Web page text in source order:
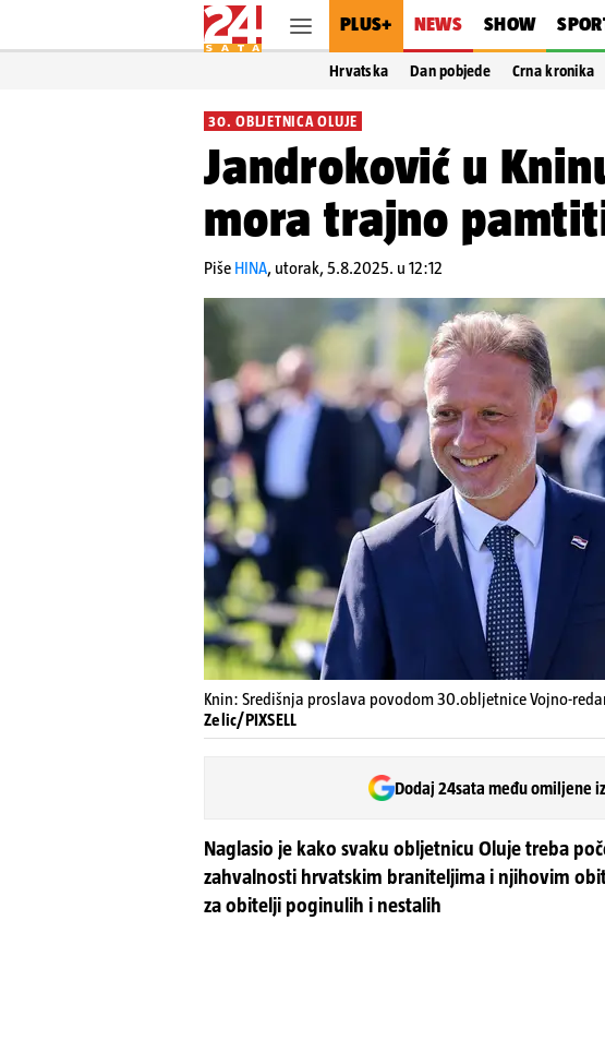
PLUS+ NEWS SHOW
Hrvatska Dan pobjede Crna kronika
30. OBLJETNICA OLUJE
Jandroković u
mora trajno
Piše HINA, utorak, 5.8.2025. u 12:12
Knin: Središnja proslava povodom 30.obljetnice Vojno-
Zelic/PIXSELL
Dodaj 24sata među omiljene
Naglasio je kako svaku obljetnicu Oluje treba
zahvalnosti hrvatskim braniteljima i njihovim
za obitelji poginulih i nestalih